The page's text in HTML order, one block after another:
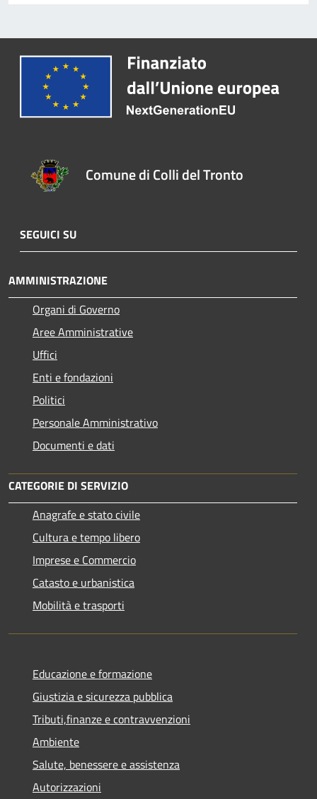
Comune di Colli del Tronto
SEGUICI SU
AMMINISTRAZIONE
Organi di Governo
Aree Amministrative
Uffici
Enti e fondazioni
Politici
Personale Amministrativo
Documenti e dati
CATEGORIE DI SERVIZIO
Anagrafe e stato civile
Cultura e tempo libero
Imprese e Commercio
Catasto e urbanistica
Mobilità e trasporti
Educazione e formazione
Giustizia e sicurezza pubblica
Tributi,finanze e contravvenzioni
Ambiente
Salute, benessere e assistenza
Autorizzazioni